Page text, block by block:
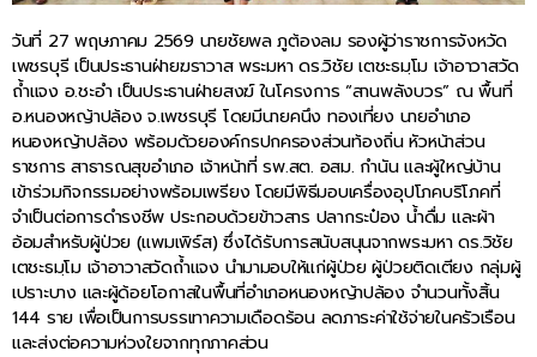
วันที่ 27 พฤษภาคม 2569 นายชัยพล ภูต้องลม รองผู้ว่าราชการจังหวัด
เพชรบุรี เป็นประธานฝ่ายฆราวาส พระมหา ดร.วิชัย เตชะธมฺโม เจ้าอาวาสวัด
ถ้ำแจง อ.ชะอำ เป็นประธานฝ่ายสงฆ์ ในโครงการ “สานพลังบวร” ณ พื้นที่
อ.หนองหญ้าปล้อง จ.เพชรบุรี โดยมีนายคนึง ทองเที่ยง นายอำเภอ
หนองหญ้าปล้อง พร้อมด้วยองค์กรปกครองส่วนท้องถิ่น หัวหน้าส่วน
ราชการ สาธารณสุขอำเภอ เจ้าหน้าที่ รพ.สต. อสม. กำนัน และผู้ใหญ่บ้าน
เข้าร่วมกิจกรรมอย่างพร้อมเพรียง โดยมีพิธีมอบเครื่องอุปโภคบริโภคที่
จำเป็นต่อการดำรงชีพ ประกอบด้วยข้าวสาร ปลากระป๋อง น้ำดื่ม และผ้า
อ้อมสำหรับผู้ป่วย (แพมเพิร์ส) ซึ่งได้รับการสนับสนุนจากพระมหา ดร.วิชัย
เตชะธมฺโม เจ้าอาวาสวัดถ้ำแจง นำมามอบให้แก่ผู้ป่วย ผู้ป่วยติดเตียง กลุ่มผู้
เปราะบาง และผู้ด้อยโอกาสในพื้นที่อำเภอหนองหญ้าปล้อง จำนวนทั้งสิ้น
144 ราย เพื่อเป็นการบรรเทาความเดือดร้อน ลดภาระค่าใช้จ่ายในครัวเรือน
และส่งต่อความห่วงใยจากทุกภาคส่วน